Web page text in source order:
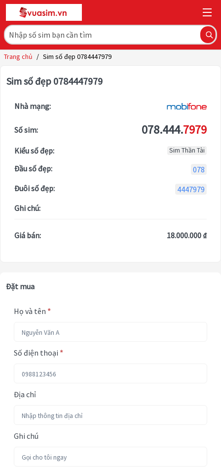
Trang chủ / Sim số đẹp 0784447979
Sim số đẹp 0784447979
Nhà mạng:
Số sim: 078.444.7979
Kiểu số đẹp: Sim Thần Tài
Đầu số đẹp:
078
Đuôi số đẹp:
4447979
Ghi chú:
Giá bán: 18.000.000 ₫
Đặt mua
Họ và tên *
Số điện thoại *
Địa chỉ
Ghi chú